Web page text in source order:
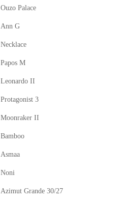
Ouzo Palace
Ann G
Necklace
Papos M
Leonardo II
Protagonist 3
Moonraker II
Bamboo
Asmaa
Noni
Azimut Grande 30/27